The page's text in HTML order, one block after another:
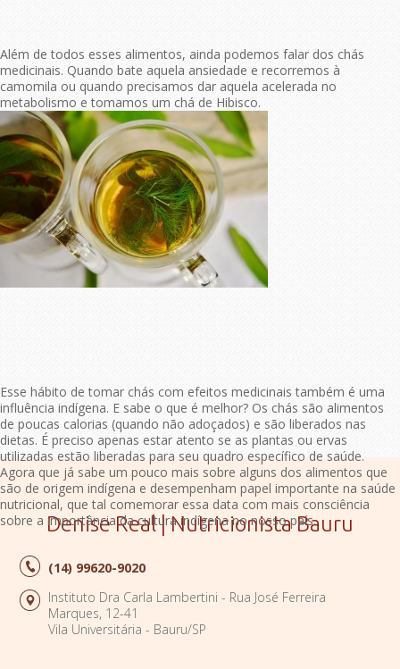
Além de todos esses alimentos, ainda podemos falar dos chás
medicinais. Quando bate aquela ansiedade e recorremos à
camomila ou quando precisamos dar aquela acelerada no
metabolismo e tomamos um chá de Hibisco.
Esse hábito de tomar chás com efeitos medicinais também é uma
influência indígena. E sabe o que é melhor? Os chás são alimentos
de poucas calorias (quando não adoçados) e são liberados nas
dietas. É preciso apenas estar atento se as plantas ou ervas
utilizadas estão liberadas para seu quadro específico de saúde.
Agora que já sabe um pouco mais sobre alguns dos alimentos que
são de origem indígena e desempenham papel importante na saúde
nutricional, que tal comemorar essa data com mais consciência
sobre a importância da cultura indígena no nosso país.
Denise Real | Nutricionista Bauru
(14) 99620-9020
Instituto Dra Carla Lambertini - Rua José Ferreira
Marques, 12-41
Vila Universitária - Bauru/SP